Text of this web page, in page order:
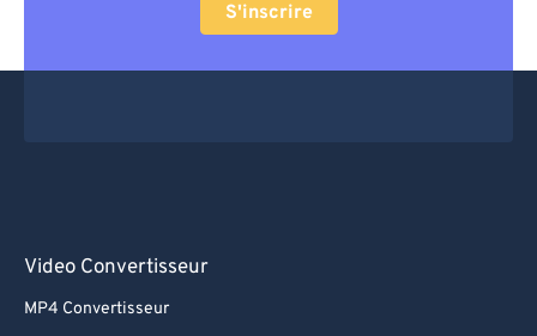
S'inscrire
Video Convertisseur
MP4 Convertisseur